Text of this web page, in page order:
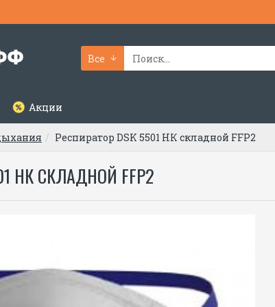
Все
Акции
Респиратор DSK 5501 НК складной FFP2
НК СКЛАДНОЙ FFP2